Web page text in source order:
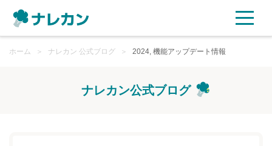
ご利用プラン
ホーム ＞ ナレカン 公式ブログ ＞ 2024, 機能アップデート情報
ナレカン公式ブログ